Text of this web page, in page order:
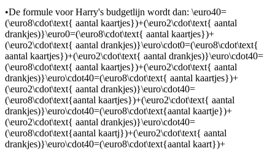
•De formule voor Harry's budgetlijn wordt dan: \euro40=
(\euro8\cdot\text{ aantal kaartjes})+(\euro2\cdot\text{ aantal
drankjes)}\euro0=(\euro8\cdot\text{ aantal kaartjes})+
(\euro2\cdot\text{ aantal drankjes)}\euro\cdot0=(\euro8\cdot\text{
aantal kaartjes})+(\euro2\cdot\text{ aantal drankjes)}\euro\cdot40=
(\euro8\cdot\text{ aantal kaartjes})+(\euro2\cdot\text{ aantal
drankjes)}\euro\cdot40=(\euro8\cdot\text{ aantal kaartjes})+
(\euro2\cdot\text{ aantal drankjes)}\euro\cdot40=
(\euro8\cdot\text{aantal kaartjes})+(\euro2\cdot\text{ aantal
drankjes)}\euro\cdot40=(\euro8\cdot\text{aantal kaartje})+
(\euro2\cdot\text{ aantal drankjes)}\euro\cdot40=
(\euro8\cdot\text{aantal kaartj})+(\euro2\cdot\text{ aantal
drankjes)}\euro\cdot40=(\euro8\cdot\text{aantal kaart})+